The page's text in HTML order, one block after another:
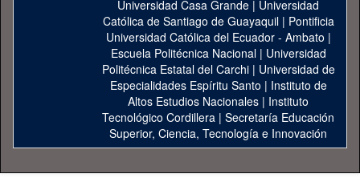
Universidad Casa Grande | Universidad
Católica de Santiago de Guayaquil| Pontificia
Universidad Católica del Ecuador - Ambato |
Escuela Politécnica Nacional| Universidad
Politécnica Estatal del Carchi| Universidad de
Especialidades Espíritu Santo | Instituto de
Altos Estudios Nacionales | Instituto
Tecnológico Cordillera | Secretaría Educación
Superior, Ciencia, Tecnología e Innovación